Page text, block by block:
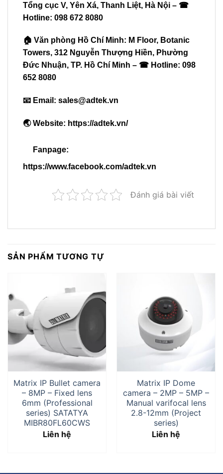
Tổng cục V, Yên Xá, Thanh Liệt, Hà Nội – ☎
Hotline: 098 672 8080
🏠 Văn phòng Hồ Chí Minh: M Floor, Botanic
Towers, 312 Nguyễn Thượng Hiền, Phường
Đức Nhuận, TP. Hồ Chí Minh – ☎ Hotline: 098
652 8080
📧 Email: sales@adtek.vn
🌏 Website: https://adtek.vn/
Fanpage:
https://www.facebook.com/adtek.vn
Đánh giá bài viết
SẢN PHẨM TƯƠNG TỰ
Matrix IP Bullet camera
– 8MP – Fixed lens
6mm (Professional
series) SATATYA
MIBR80FL60CWS
Liên hệ
Matrix IP Dome
camera – 2MP – 5MP –
Manual varifocal lens
2.8-12mm (Project
series)
Liên hệ